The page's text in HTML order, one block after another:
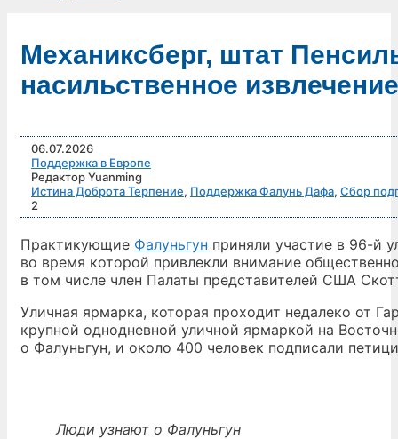
Механиксберг, штат
насильственное
06.07.2026
Поддержка в Европе
Редактор Yuanming
Истина Доброта Терпение, Поддержка Фалунь Дафа, Сбор
2
Практикующие Фалуньгун приняли участие в 96-й
во время которой привлекли внимание
в том числе член Палаты представителей США
Уличная ярмарка, которая проходит недалеко от
крупной однодневной уличной ярмаркой на
о Фалуньгун, и около 400 человек подписали
Люди узнают о Фалуньгун